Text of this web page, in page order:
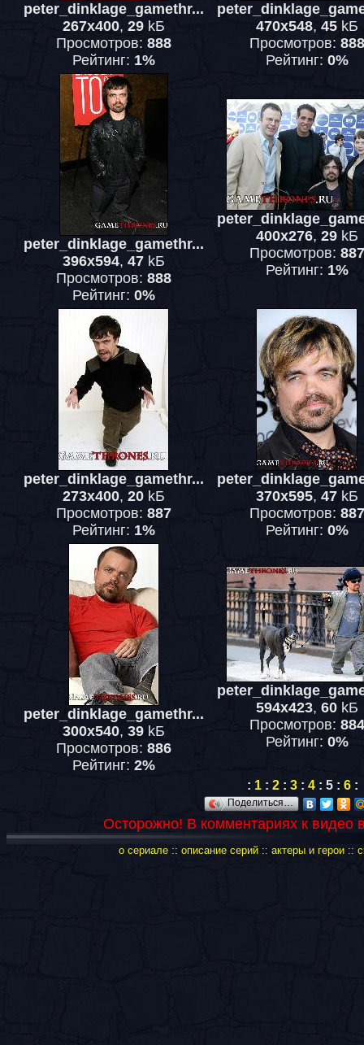
peter_dinklage_gamethr...
267x400, 29kБ
Просмотров: 888
Рейтинг: 1%
470x548, 45kБ
Просмотров: 888
Рейтинг: 0%
peter_dinklage_gamethr...
396x594, 47kБ
Просмотров: 888
Рейтинг: 0%
400x276, 29kБ
Просмотров: 887
Рейтинг: 1%
peter_dinklage_gamethr...
273x400, 20kБ
Просмотров: 887
Рейтинг: 1%
370x595, 47kБ
Просмотров: 887
Рейтинг: 0%
peter_dinklage_gamethr...
300x540, 39kБ
Просмотров: 886
Рейтинг: 2%
594x423, 60kБ
Просмотров: 884
Рейтинг: 0%
: 1: 2: 3: 4: 5: 6:
Поделиться…
Осторожно! В комментариях к видео
о сериале:: описание серий:: актеры и герои::